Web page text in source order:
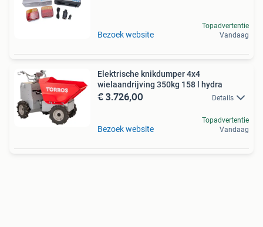
Bezoek website
Topadvertentie
Vandaag
Elektrische knikdumper 4x4
wielaandrijving 350kg 158 l hydra
€ 3.726,00 Details
Bezoek website
Topadvertentie
Vandaag